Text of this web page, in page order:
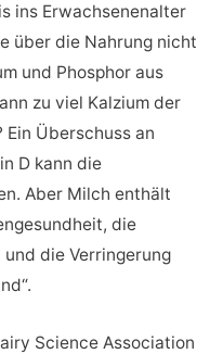
ins Erwachsenenalter
über die Nahrung nicht
und Phosphor aus
zu viel Kalzium der
Überschuss an
D kann die
Aber Milch enthält
die
die Verringerung
Science Association